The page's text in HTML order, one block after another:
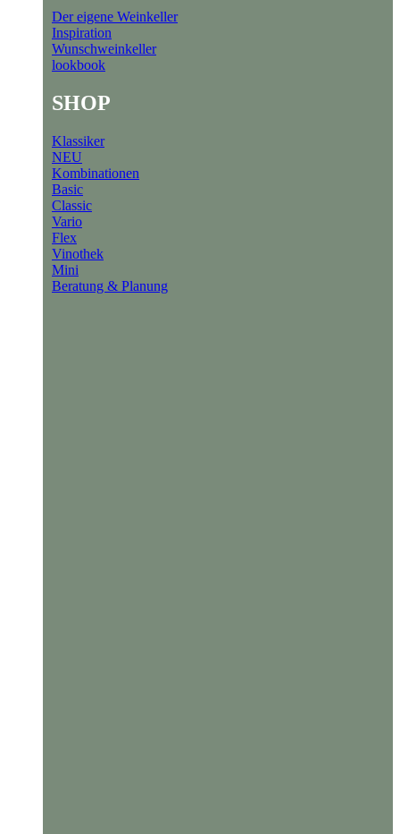
Der eigene Weinkeller
Inspiration
Wunschweinkeller
lookbook
SHOP
Klassiker
NEU
Kombinationen
Basic
Classic
Vario
Flex
Vinothek
Mini
Beratung & Planung